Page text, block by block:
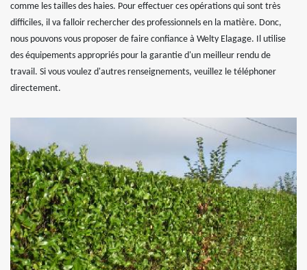
comme les tailles des haies. Pour effectuer ces opérations qui sont très
difficiles, il va falloir rechercher des professionnels en la matière. Donc,
nous pouvons vous proposer de faire confiance à Welty Elagage. Il utilise
des équipements appropriés pour la garantie d'un meilleur rendu de
travail. Si vous voulez d'autres renseignements, veuillez le téléphoner
directement.